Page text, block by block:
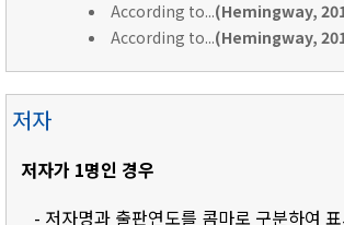
According to...(Hemingway,
According to...(Hemingway,
저자
저자가 1명인 경우
- 저자명과 출판연도를 콤마로 구분하여